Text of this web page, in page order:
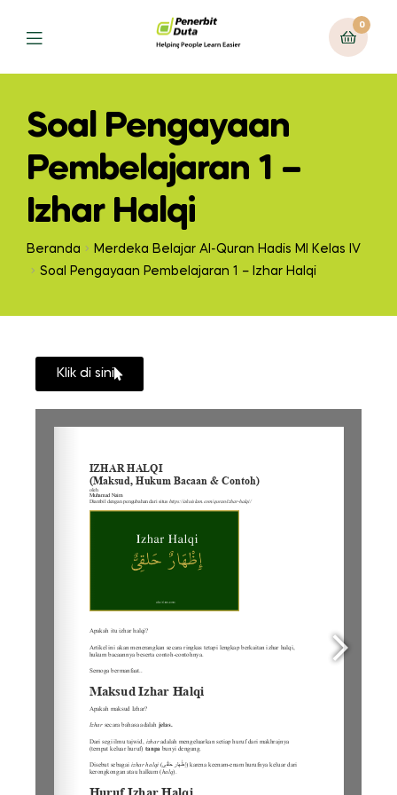
0
Soal Pengayaan
Pembelajaran 1 –
Izhar Halqi
Beranda
Merdeka Belajar Al-Quran Hadis MI Kelas IV
Soal Pengayaan Pembelajaran 1 – Izhar Halqi
Klik di sini